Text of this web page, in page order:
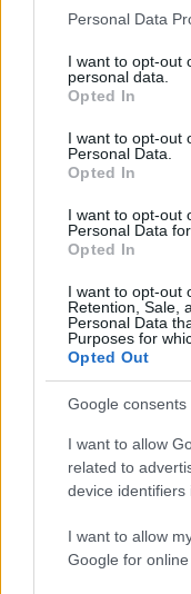
Personal Data
I want to opt-out
personal data.
Opted In
I want to opt-out
Personal Data.
Opted In
I want to opt-out
Personal Data
Opted In
I want to opt-out
Retention, Sale,
Personal Data
Purposes for
Opted Out
Google consents
I want to allow
related to
device identifiers
I want to allow
Google for
cadere il governo
italiani, nel ruolo
l’agenda Draghi
,Carlo
prossimo a
Ritorno al
Questa volta è
settembre per
ritorno al
vince le elezioni
si accomoda
governo
fondato su un